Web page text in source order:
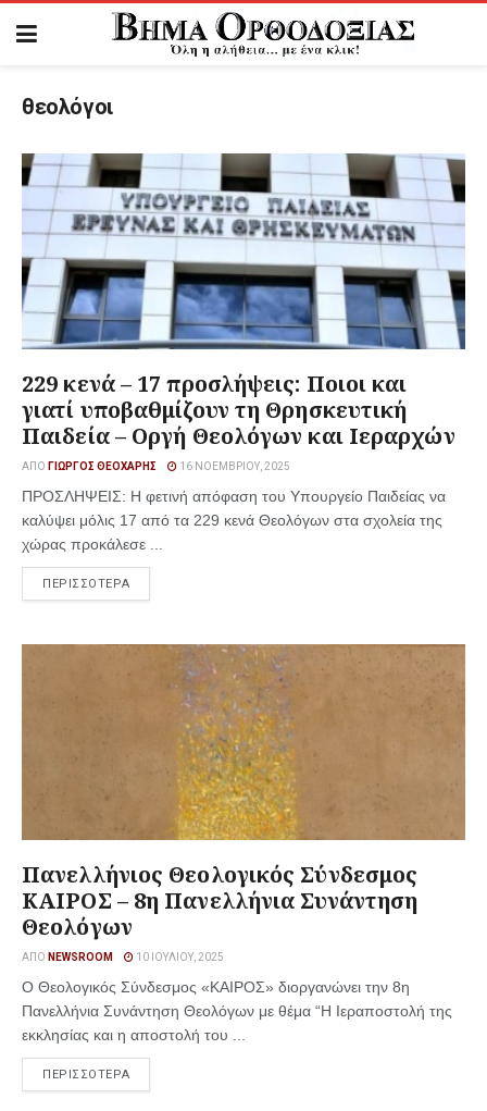
θεολόγοι
229 κενά – 17 προσλήψεις: Ποιοι και
γιατί υποβαθμίζουν τη Θρησκευτική
Παιδεία – Οργή Θεολόγων και Ιεραρχών
ΑΠΌ ΓΙΏΡΓΟΣ ΘΕΟΧΆΡΗΣ 16 ΝΟΕΜΒΡΊΟΥ, 2025
ΠΡΟΣΛΗΨΕΙΣ: Η φετινή απόφαση του Υπουργείο Παιδείας να
καλύψει μόλις 17 από τα 229 κενά Θεολόγων στα σχολεία της
χώρας προκάλεσε ...
ΠΕΡΙΣΣΟΤΕΡΑ
Πανελλήνιος Θεολογικός Σύνδεσμος
ΚΑΙΡΟΣ – 8η Πανελλήνια Συνάντηση
Θεολόγων
ΑΠΌ NEWSROOM 10 ΙΟΥΛΊΟΥ, 2025
Ο Θεολογικός Σύνδεσμος «ΚΑΙΡΟΣ» διοργανώνει την 8η
Πανελλήνια Συνάντηση Θεολόγων με θέμα “H Ιεραποστολή της
εκκλησίας και η αποστολή του ...
ΠΕΡΙΣΣΟΤΕΡΑ